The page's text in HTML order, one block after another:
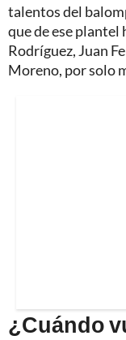
talentos del
que de ese plantel
Rodríguez, Juan
Moreno, por solo
¿Cuándo